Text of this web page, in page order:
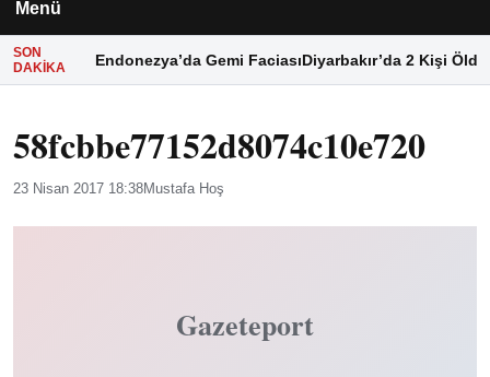
Menü
SON
DAKIKA
Endonezya’da Gemi FaciasıDiyarbakır’da 2 Kişi Öldü
58fcbbe77152d8074c10e720
23 Nisan 2017 18:38Mustafa Hoş
Gazeteport